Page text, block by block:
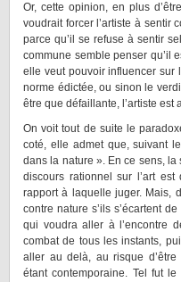
Or, cette opinion, en plus
voudrait forcer l’artiste à sentir
parce qu’il se refuse à sentir
commune semble penser qu’il
elle veut pouvoir influencer sur
norme édictée, ou sinon le
être que défaillante, l’artiste
On voit tout de suite le
coté, elle admet que, suivant
dans la nature ». En ce sens,
discours rationnel sur l’art
rapport à laquelle juger. Mais,
contre nature s’ils s’écartent
qui voudra aller à l’encontre
combat de tous les instants,
aller au delà, au risque
étant contemporaine. Tel fut